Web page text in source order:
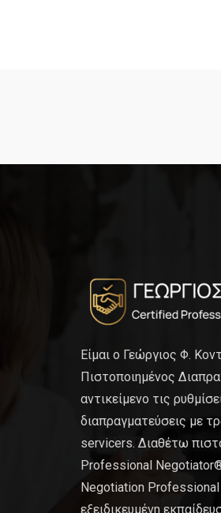
Είμαι ο Γεώργιος Φ.
Πιστοποιημένος
αντικείμενο τις
διαπραγματεύσεις με
servicers. Διαθέτω
Professional
Negotiation
εξειδικευμένη